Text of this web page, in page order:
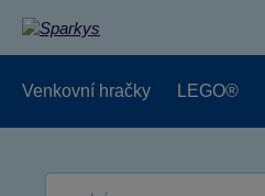
Venkovní hračky LEGO®